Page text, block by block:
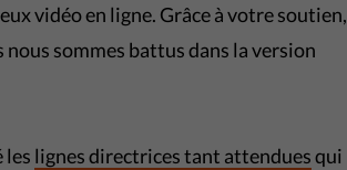
vidéo en ligne. Grâce à votre soutien,
sommes battus dans la version
les lignes directrices tant attenduesqui